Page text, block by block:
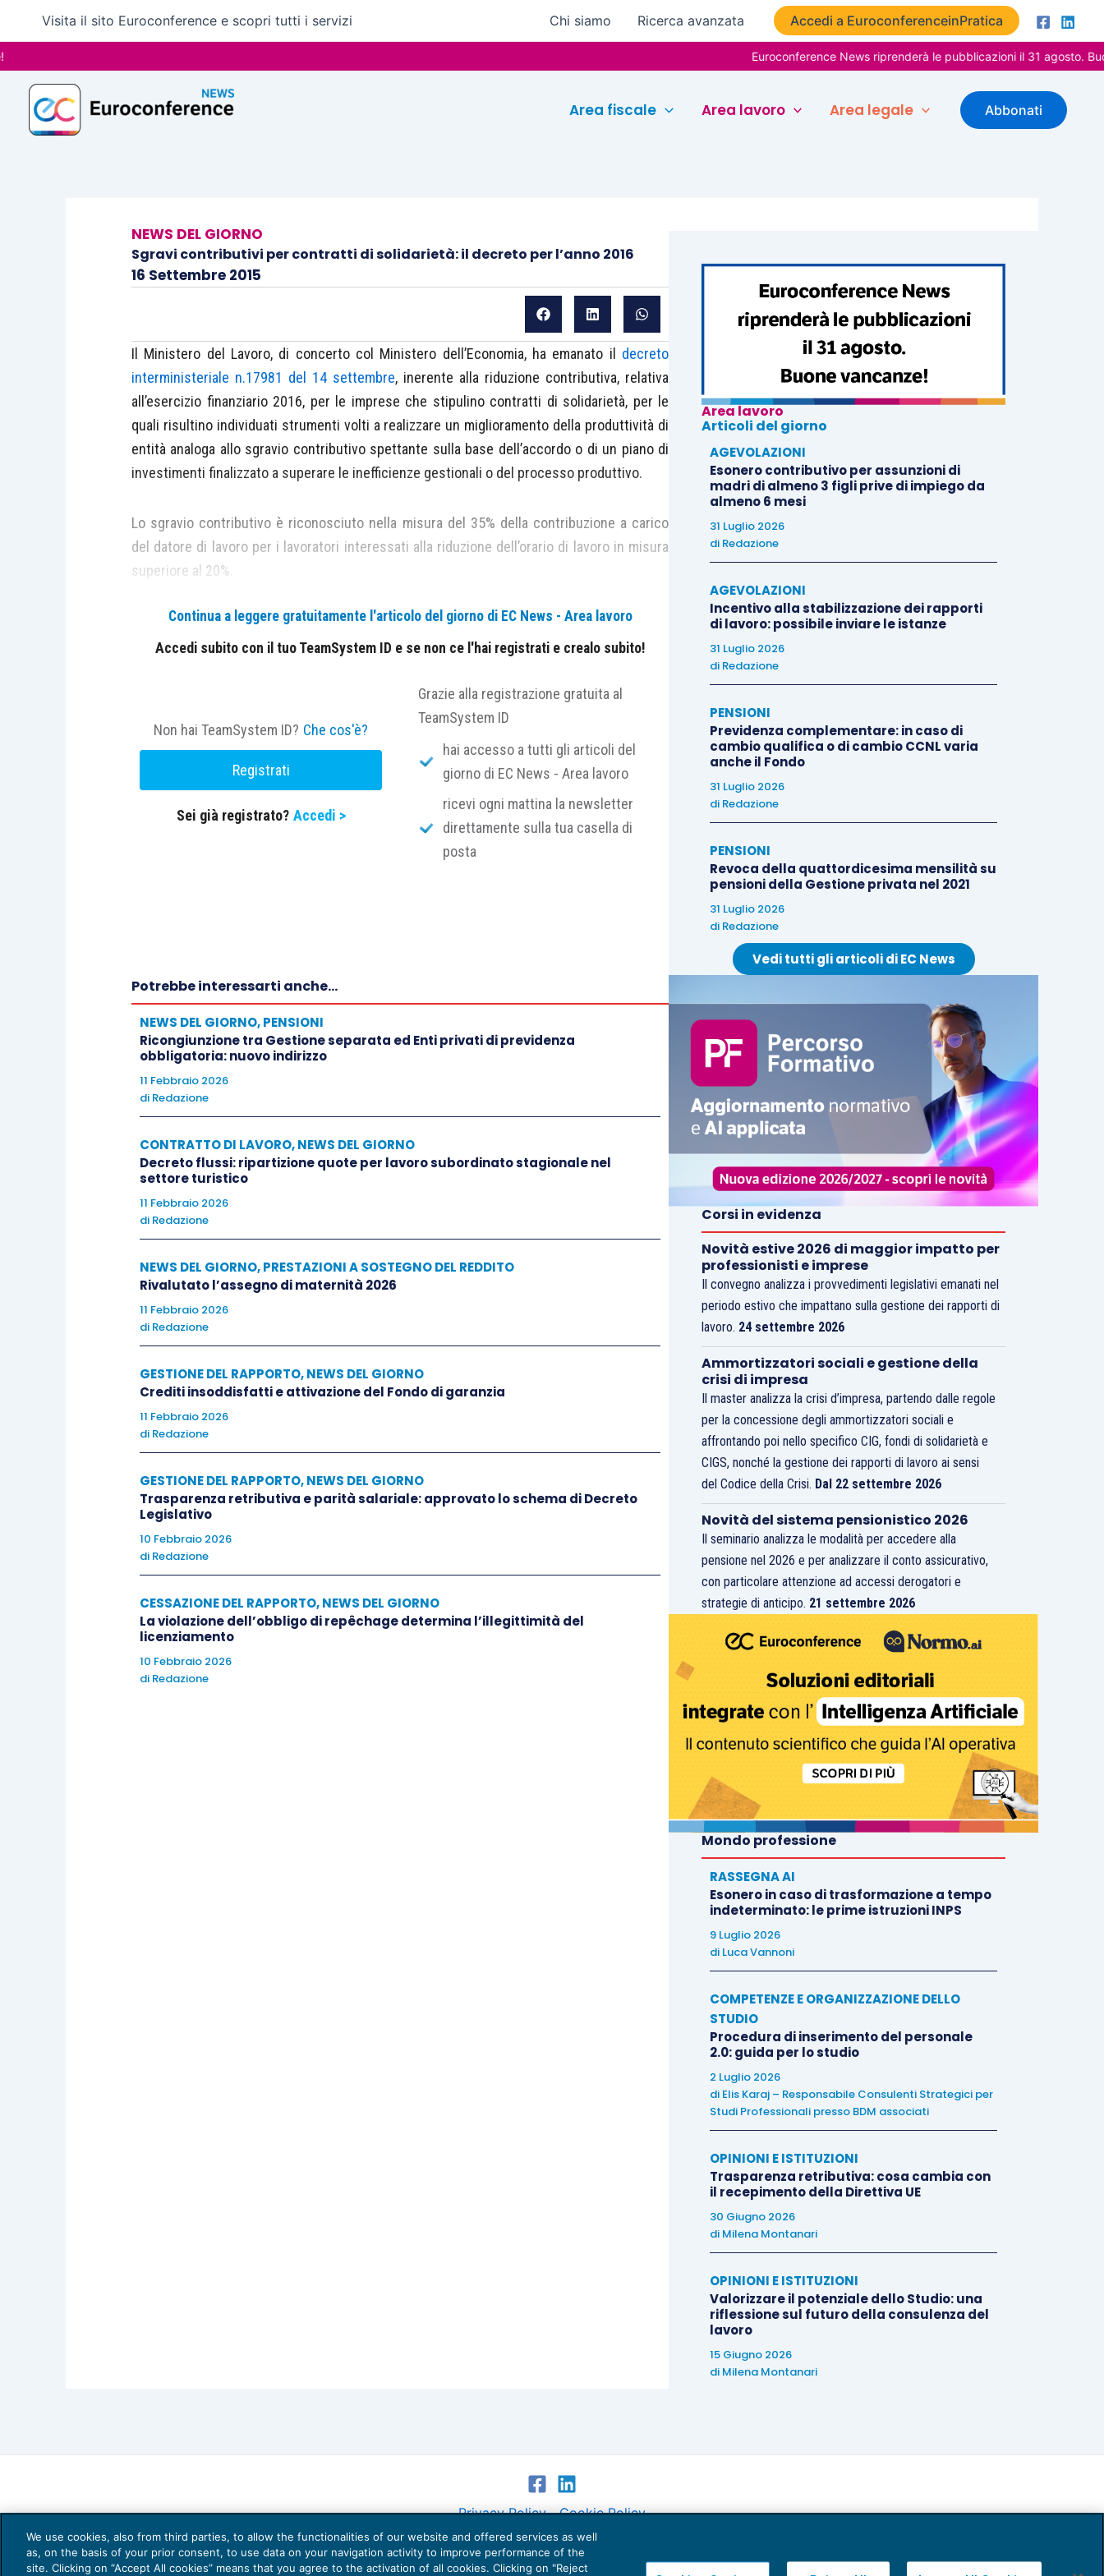
contenuto
Visita il sito Euroconference e scopri tutti i servizi Chi siamo Ricerca avanzata Accedi a EuroconferenceinPratica
Euroconference News riprenderà le pubblicazioni il 31 agosto. Buone
Area fiscale Area lavoro Area legale Abbonati
NEWS DEL GIORNO
Sgravi contributivi per contratti di solidarietà: il decreto per l’anno 2016
16 Settembre 2015
Il Ministero del Lavoro, di concerto col Ministero dell’Economia, ha emanato il decreto
interministeriale n.17981 del 14 settembre, inerente alla riduzione contributiva, relativa
all’esercizio finanziario 2016, per le imprese che stipulino contratti di solidarietà, per le
quali risultino individuati strumenti volti a realizzare un miglioramento della produttività di
entità analoga allo sgravio contributivo spettante sulla base dell’accordo o di un piano di
investimenti finalizzato a superare le inefficienze gestionali o del processo produttivo.
Lo sgravio contributivo è riconosciuto nella misura del 35% della contribuzione a carico
del datore di lavoro per i lavoratori interessati alla riduzione dell’orario di lavoro in misura
superiore al 20%.
L’impresa deve presentare istanza di accesso al beneficio, secondo le modalità individuate
da apposita circolare ministeriale, alla Direzione Generale degli ammortizzatori sociali e
successivi alla stipula del contratto di solidarietà (per i contratti di solidarietà in corso alla
data di pubblicazione della circolare del Ministero del Lavoro che definirà le modalità
telematiche di presentazione delle istanze entro e non oltre trenta giorni successivi a tale
Continua a leggere gratuitamente l'articolo del giorno di EC News - Area lavoro
Accedi subito con il tuo TeamSystem ID e se non ce l'hai registrati e crealo subito!
Non hai TeamSystem ID? Che cos'è?
Registrati
Sei già registrato? Accedi >
Grazie alla registrazione gratuita al
TeamSystem ID
hai accesso a tutti gli articoli del
giorno di EC News - Area lavoro
ricevi ogni mattina la newsletter
direttamente sulla tua casella di
posta
Potrebbe interessarti anche...
NEWS DEL GIORNO,PENSIONI
Ricongiunzione tra Gestione separata ed Enti privati di previdenza
obbligatoria: nuovo indirizzo
11 Febbraio 2026
di Redazione
CONTRATTO DI LAVORO,NEWS DEL GIORNO
Decreto flussi: ripartizione quote per lavoro subordinato stagionale nel
settore turistico
11 Febbraio 2026
di Redazione
NEWS DEL GIORNO,PRESTAZIONI A SOSTEGNO DEL REDDITO
Rivalutato l’assegno di maternità 2026
11 Febbraio 2026
di Redazione
GESTIONE DEL RAPPORTO,NEWS DEL GIORNO
Crediti insoddisfatti e attivazione del Fondo di garanzia
11 Febbraio 2026
di Redazione
GESTIONE DEL RAPPORTO,NEWS DEL GIORNO
Trasparenza retributiva e parità salariale: approvato lo schema di Decreto
Legislativo
10 Febbraio 2026
di Redazione
CESSAZIONE DEL RAPPORTO,NEWS DEL GIORNO
La violazione dell’obbligo di repêchage determina l’illegittimità del
licenziamento
10 Febbraio 2026
di Redazione
Area lavoro
Articoli del giorno
AGEVOLAZIONI
Esonero contributivo per assunzioni di
madri di almeno 3 figli prive di impiego da
almeno 6 mesi
31 Luglio 2026
di Redazione
AGEVOLAZIONI
Incentivo alla stabilizzazione dei rapporti
di lavoro: possibile inviare le istanze
31 Luglio 2026
di Redazione
PENSIONI
Previdenza complementare: in caso di
cambio qualifica o di cambio CCNL varia
anche il Fondo
31 Luglio 2026
di Redazione
PENSIONI
Revoca della quattordicesima mensilità su
pensioni della Gestione privata nel 2021
31 Luglio 2026
di Redazione
Vedi tutti gli articoli di EC News
Corsi in evidenza
Novità estive 2026 di maggior impatto per
professionisti e imprese
Il convegno analizza i provvedimenti legislativi emanati nel
periodo estivo che impattano sulla gestione dei rapporti di
lavoro. 24 settembre 2026
Ammortizzatori sociali e gestione della
crisi di impresa
Il master analizza la crisi d’impresa, partendo dalle regole
per la concessione degli ammortizzatori sociali e
affrontando poi nello specifico CIG, fondi di solidarietà e
CIGS, nonché la gestione dei rapporti di lavoro ai sensi
del Codice della Crisi. Dal 22 settembre 2026
Novità del sistema pensionistico 2026
Il seminario analizza le modalità per accedere alla
pensione nel 2026 e per analizzare il conto assicurativo,
con particolare attenzione ad accessi derogatori e
strategie di anticipo. 21 settembre 2026
Mondo professione
RASSEGNA AI
Esonero in caso di trasformazione a tempo
indeterminato: le prime istruzioni INPS
9 Luglio 2026
di Luca Vannoni
COMPETENZE E ORGANIZZAZIONE DELLO
STUDIO
Procedura di inserimento del personale
2.0: guida per lo studio
2 Luglio 2026
di Elis Karaj – Responsabile Consulenti Strategici per
Studi Professionali presso BDM associati
OPINIONI E ISTITUZIONI
Trasparenza retributiva: cosa cambia con
il recepimento della Direttiva UE
30 Giugno 2026
di Milena Montanari
OPINIONI E ISTITUZIONI
Valorizzare il potenziale dello Studio: una
riflessione sul futuro della consulenza del
lavoro
15 Giugno 2026
di Milena Montanari
Privacy Policy Cookie Policy
Euroconference NEWS è una testata registrata al Tribunale di Milano Reg. n. 8556/2026
Direttore responsabile Sandro Cerato
We use cookies, also from third parties, to allow the functionalities of our website and offered services as well
as, on the basis of your prior consent, to use data on your navigation activity to improve performance of the
site. Clicking on “Accept All cookies” means that you agree to the activation of all cookies. Clicking on "Reject